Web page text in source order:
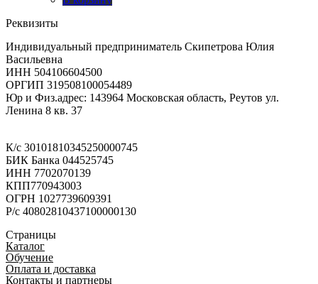
Реквизиты
Индивидуальный предприниматель Скипетрова Юлия
Васильевна
ИНН 504106604500
ОРГИП 319508100054489
Юр и Физ.адрес: 143964 Московская область, Реутов ул.
Ленина 8 кв. 37
К/с 30101810345250000745
БИК Банка 044525745
ИНН 7702070139
КПП770943003
ОГРН 1027739609391
Р/с 40802810437100000130
Страницы
Каталог
Обучение
Оплата и доставка
Контакты и партнеры